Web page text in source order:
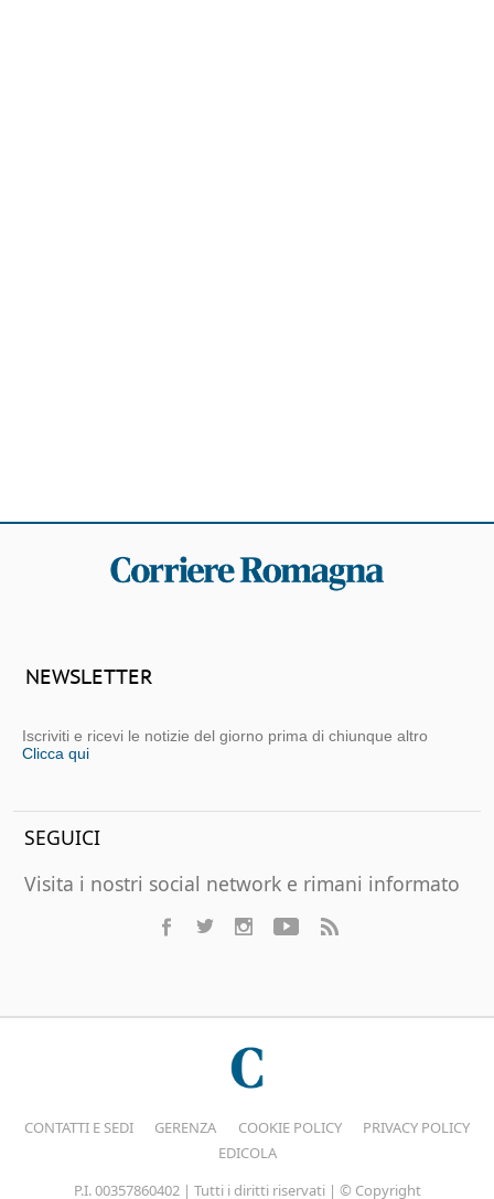
NEWSLETTER
Iscriviti e ricevi le notizie del giorno prima di chiunque altro
Clicca qui
SEGUICI
Visita i nostri social network e rimani informato
CONTATTI E SEDI GERENZA COOKIE POLICY
PRIVACY POLICY
EDICOLA
P.I. 00357860402 | Tutti i diritti riservati | © Copyright